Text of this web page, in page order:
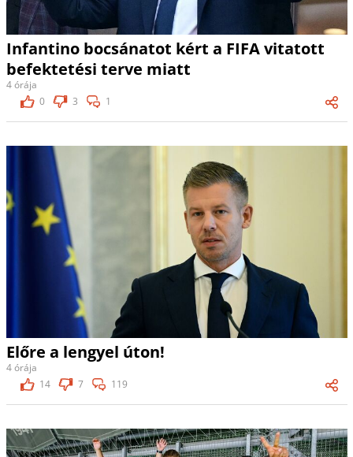
Infantino bocsánatot kért a FIFA vitatott
befektetési terve miatt
4 órája
0
3 1
Előre a lengyel úton!
4 órája
14
7 119